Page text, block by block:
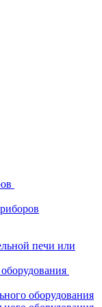
печи или
оборудования